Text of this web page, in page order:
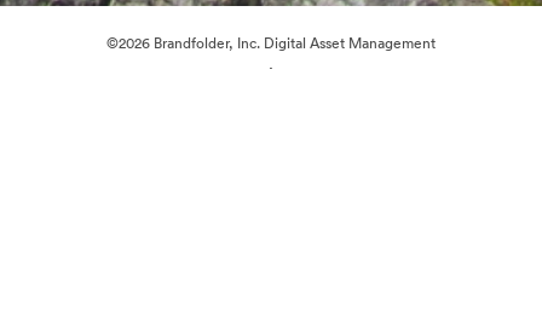
©2026 Brandfolder, Inc. Digital Asset Management
·